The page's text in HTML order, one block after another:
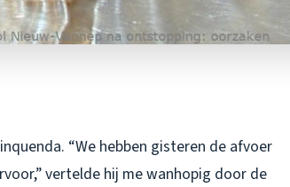
“We hebben gisteren de afvoer
vertelde hij me wanhopig door de